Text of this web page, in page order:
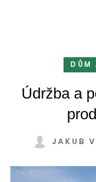
DŮM
Údržba a
JAKUB